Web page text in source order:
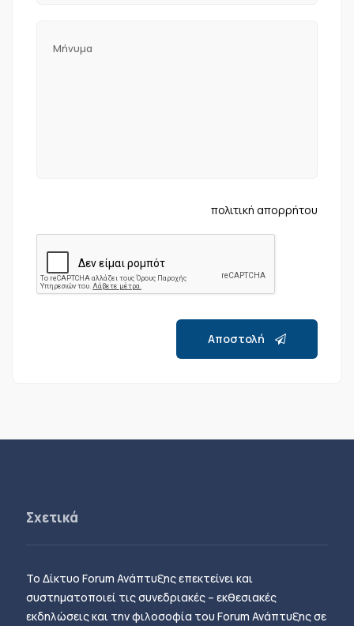
πολιτική απορρήτου
Αποστολή
Σχετικά
Το Δίκτυο Forum Ανάπτυξης επεκτείνει και
συστηματοποιεί τις συνεδριακές – εκθεσιακές
εκδηλώσεις και την φιλοσοφία του Forum Ανάπτυξης σε